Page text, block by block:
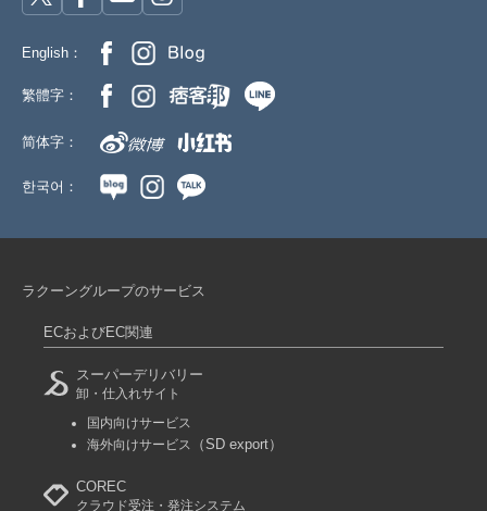
English：
繁體字：
简体字：
한국어：
ラクーングループのサービス
ECおよびEC関連
スーパーデリバリー
卸・仕入れサイト
国内向けサービス
海外向けサービス
（SD export）
COREC
クラウド受注・発注システム